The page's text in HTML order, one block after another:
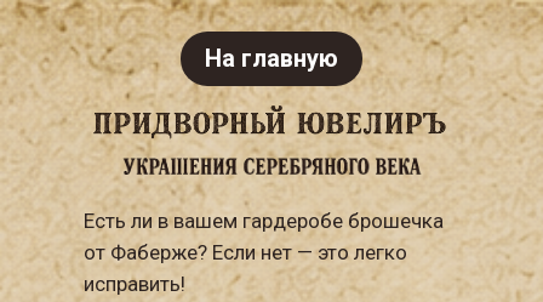
На главную
Есть ли в вашем гардеробе брошечка
от Фаберже? Если нет — это легко
исправить!